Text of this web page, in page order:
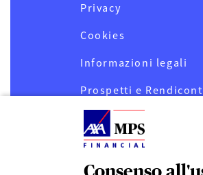
Privacy
Cookies
Informazioni legali
Prospetti e
Informativa
servizi finanziari AXA